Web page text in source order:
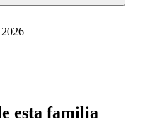
2026
esta familia